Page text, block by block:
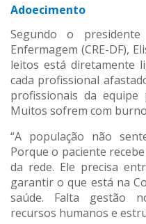
Adoecimento
Segundo o
Enfermagem (CRE-DF),
leitos está diretamente
cada profissional
profissionais da
Muitos sofrem com
“A população não
Porque o paciente
da rede. Ele precisa
garantir o que está na
saúde. Falta gestão
recursos humanos e